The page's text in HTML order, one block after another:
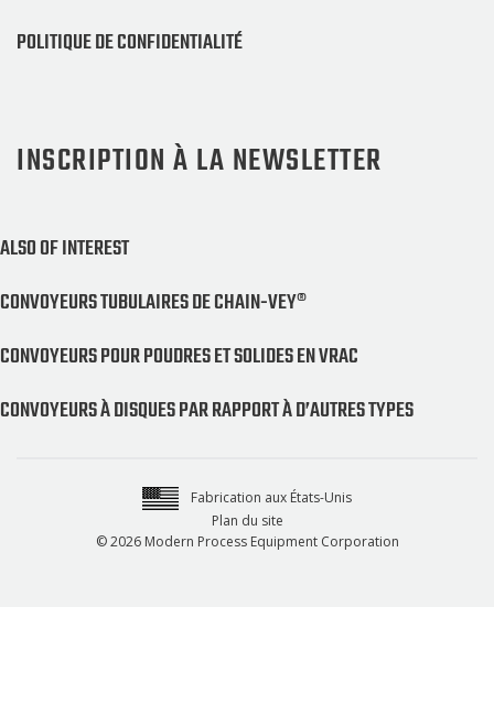
POLITIQUE DE CONFIDENTIALITÉ
INSCRIPTION À LA NEWSLETTER
ALSO OF INTEREST
CONVOYEURS TUBULAIRES DE CHAIN-VEY®
CONVOYEURS POUR POUDRES ET SOLIDES EN VRAC
CONVOYEURS À DISQUES PAR RAPPORT À D’AUTRES TYPES
Fabrication aux États-Unis
Plan du site
© 2026 Modern Process Equipment Corporation